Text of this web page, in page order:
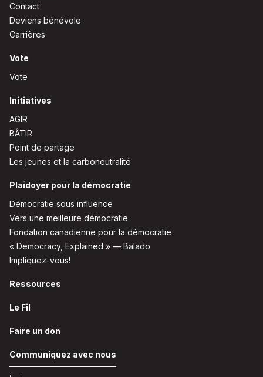
Contact
Deviens bénévole
Carrières
Vote
Vote
Initiatives
AGIR
BÂTIR
Point de partage
Les jeunes et la carboneutralité
Plaidoyer pour la démocratie
Démocratie sous influence
Vers une meilleure démocratie
Fondation canadienne pour la démocratie
« Democracy, Explained » — Balado
Impliquez-vous!
Ressources
Le Fil
Faire un don
Communiquez avec nous